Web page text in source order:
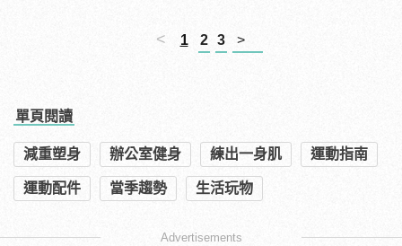
< 1 2 3 >
單頁閱讀
減重塑身 辦公室健身 練出一身肌 運動指南
運動配件 當季趨勢 生活玩物
Advertisements